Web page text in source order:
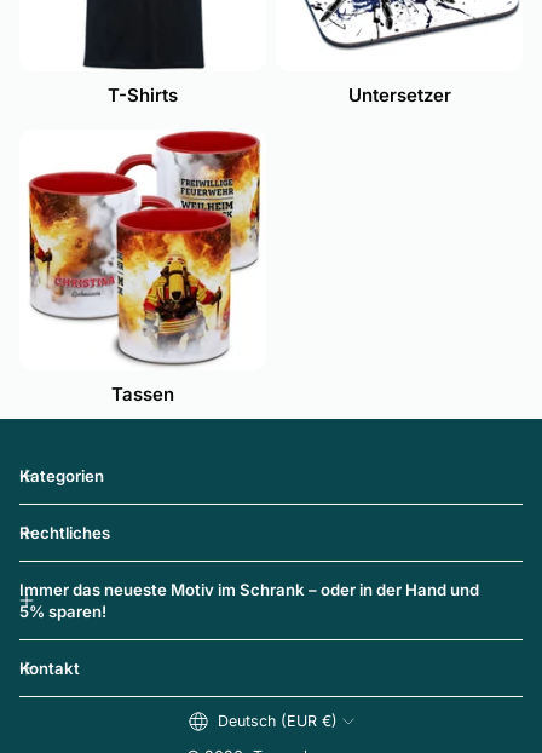
T-Shirts Untersetzer
Tassen
Kategorien
Rechtliches
Immer das neueste Motiv im Schrank – oder in der Hand und
5% sparen!
Kontakt
Deutsch (EUR €)